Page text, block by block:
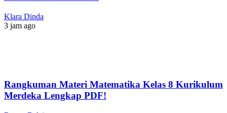
Klara Dinda
3 jam ago
Rangkuman Materi Matematika Kelas 8 Kurikulum
Merdeka Lengkap PDF!